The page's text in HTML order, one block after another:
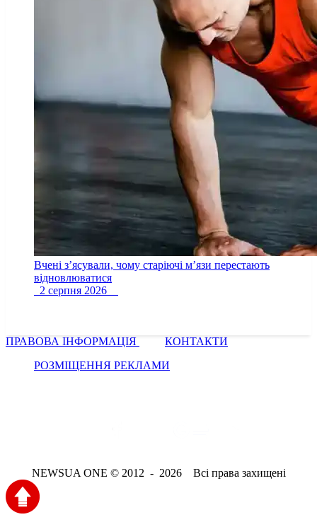
Вчені з’ясували, чому старіючі м’язи перестають
відновлюватися
2 серпня 2026
ПРАВОВА ІНФОРМАЦІЯ
КОНТАКТИ
РОЗМІЩЕННЯ РЕКЛАМИ
NEWSUA ONE © 2012 - 2026 Всі права захищені